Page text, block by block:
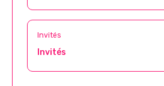
Invités
Invités